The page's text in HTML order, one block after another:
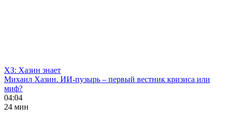
ХЗ: Хазин знает
Михаил Хазин. ИИ-пузырь – первый вестник кризиса или
миф?
04:04
24 мин